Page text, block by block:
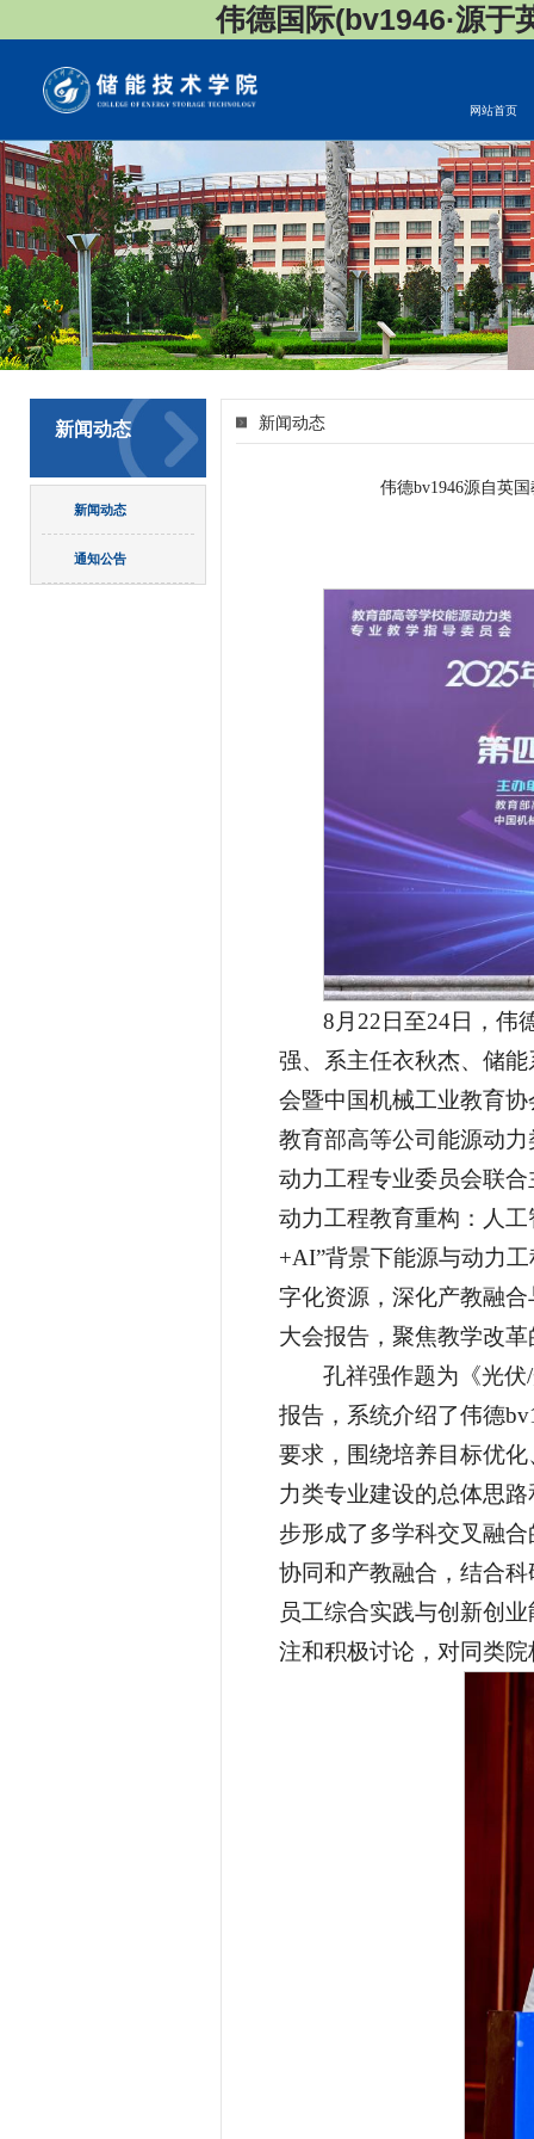
伟德国际(bv1946·源
网站首页
新闻动态
新闻动态
通知公告
新闻动态
伟德bv1946源自英
8月22日至24日，​伟
强、系主任衣秋杰、储
会暨中国机械工业教育
教育部高等公司能源动
动力工程专业委员会联
动力工程教育重构：人
+AI”背景下能源与动力
字化资源，深化产教融
大会报告，聚焦教学改
孔祥强作题为《光
报告，系统介绍了伟德
要求，围绕培养目标优
力类专业建设的总体思
步形成了多学科交叉融
协同和产教融合，结合
员工综合实践与创新创
注和积极讨论，对同类